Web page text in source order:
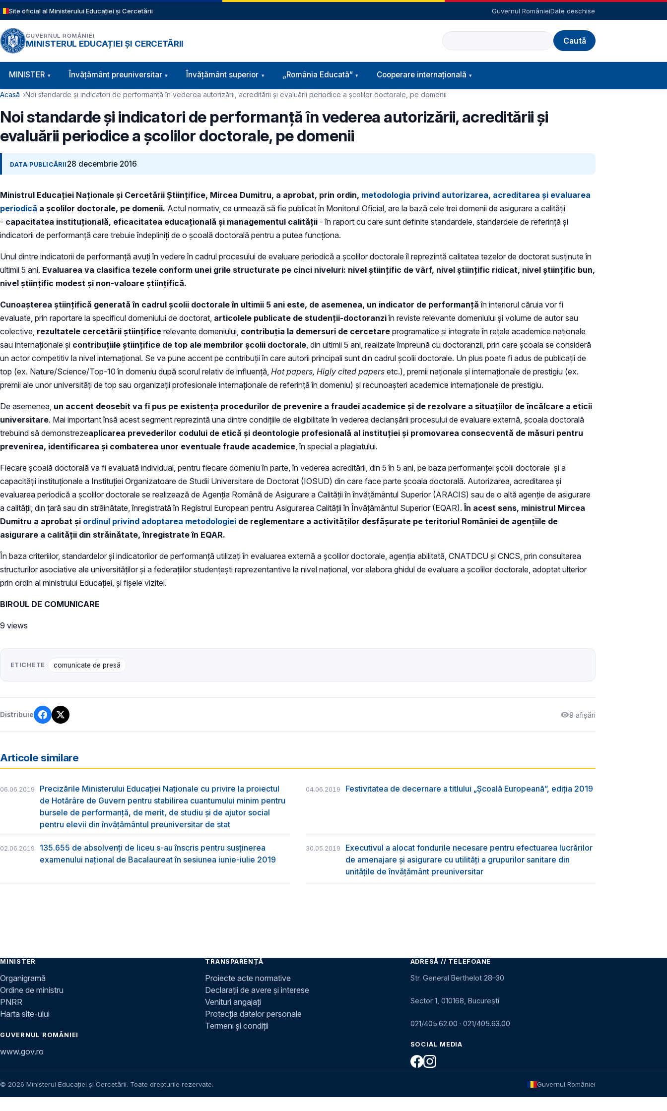
Sari la conținutul principal
Site oficial al Ministerului Educației și Cercetării Guvernul RomânieiDate deschise
GUVERNUL ROMÂNIEI
MINISTERUL EDUCAȚIEI ȘI CERCETĂRII
Caută
Navigație principală
MINISTER Învăţământ preuniversitar Învățământ superior „România Educată” Cooperare internațională
Cale de navigare
Acasă Noi standarde și indicatori de performanță în vederea autorizării, acreditării şi evaluării periodice a şcolilor doctorale, pe domenii
Noi standarde și indicatori de performanță în vederea autorizării, acreditării şi
evaluării periodice a şcolilor doctorale, pe domenii
DATA PUBLICĂRII 28 decembrie 2016
Ministrul Educației Naționale și Cercetării Științifice, Mircea Dumitru, a aprobat, prin ordin, metodologia privind autorizarea, acreditarea şi evaluarea
periodică a şcolilor doctorale, pe domenii. Actul normativ, ce urmează să fie publicat în Monitorul Oficial, are la bază cele trei domenii de asigurare a calității
- capacitatea instituțională, eficacitatea educațională și managementul calității - în raport cu care sunt definite standardele, standardele de referință și
indicatorii de performanță care trebuie îndepliniți de o școală doctorală pentru a putea funcționa.
Unul dintre indicatorii de performanță avuți în vedere în cadrul procesului de evaluare periodică a școlilor doctorale îl reprezintă calitatea tezelor de doctorat susținute în
ultimii 5 ani. Evaluarea va clasifica tezele conform unei grile structurate pe cinci niveluri: nivel ştiinţific de vârf, nivel ştiinţific ridicat, nivel ştiinţific bun,
nivel ştiinţific modest și non-valoare ştiinţifică.
Cunoaşterea ştiinţifică generată în cadrul şcolii doctorale în ultimii 5 ani este, de asemenea, un indicator de performanțăîn interiorul căruia vor fi
evaluate, prin raportare la specificul domeniului de doctorat, articolele publicate de studenții-doctoranziîn reviste relevante domeniului și volume de autor sau
colective, rezultatele cercetării științifice relevante domeniului, contribuția la demersuri de cercetare programatice şi integrate în reţele academice naţionale
sau internaționale și contribuţiile ştiinţifice de top ale membrilor şcolii doctorale, din ultimii 5 ani, realizate împreună cu doctoranzii, prin care şcoala se consideră
un actor competitiv la nivel internaţional. Se va pune accent pe contribuţii în care autorii principali sunt din cadrul şcolii doctorale. Un plus poate fi adus de publicaţii de
top (ex. Nature/Science/Top-10 în domeniu după scorul relativ de influență, Hot papers, Higly cited papers etc.), premii naţionale şi internaţionale de prestigiu (ex.
premii ale unor universităţi de top sau organizaţii profesionale internaţionale de referinţă în domeniu) şi recunoaşteri academice internaţionale de prestigiu.
De asemenea, un accent deosebit va fi pus pe existența procedurilor de prevenire a fraudei academice și de rezolvare a situațiilor de încălcare a eticii
universitare. Mai important însă acest segment reprezintă una dintre condițiile de eligibilitate în vederea declanșării procesului de evaluare externă, școala doctorală
trebuind să demonstrezeaplicarea prevederilor codului de etică și deontologie profesională al instituției și promovarea consecventă de măsuri pentru
prevenirea, identificarea și combaterea unor eventuale fraude academice, în special a plagiatului.
Fiecare școală doctorală va fi evaluată individual, pentru fiecare domeniu în parte, în vederea acreditării, din 5 în 5 ani, pe baza performanței școlii doctorale și a
capacităţ̦ii instituționale a Instituției Organizatoare de Studii Universitare de Doctorat (IOSUD) din care face parte școala doctorală. Autorizarea, acreditarea și
evaluarea periodică a şcolilor doctorale se realizează de Agenţia Română de Asigurare a Calităţii în învăţământul Superior (ARACIS) sau de o altă agenţie de asigurare
a calității, din țară sau din străinătate, înregistrată în Registrul European pentru Asigurarea Calității în Învățământul Superior (EQAR). În acest sens, ministrul Mircea
Dumitru a aprobat și ordinul privind adoptarea metodologiei de reglementare a activităților desfășurate pe teritoriul României de agențiile de
asigurare a calității din străinătate, înregistrate în EQAR.
În baza criteriilor, standardelor şi indicatorilor de performanţă utilizaţi în evaluarea externă a şcolilor doctorale, agenția abilitată, CNATDCU și CNCS, prin consultarea
structurilor asociative ale universităților și a federațiilor studențești reprezentantive la nivel național, vor elabora ghidul de evaluare a şcolilor doctorale, adoptat ulterior
prin ordin al ministrului Educaţiei, și fișele vizitei.
BIROUL DE COMUNICARE
9 views
ETICHETE comunicate de presă
Distribuie 9 afișări
Articole similare
06.06.2019
Precizările Ministerului Educației Naționale cu privire la proiectul
de Hotărâre de Guvern pentru stabilirea cuantumului minim pentru
bursele de performanță, de merit, de studiu și de ajutor social
pentru elevii din învățământul preuniversitar de stat
04.06.2019 Festivitatea de decernare a titlului „Şcoală Europeană”, ediția 2019
02.06.2019
135.655 de absolvenţi de liceu s-au înscris pentru susţinerea
examenului naţional de Bacalaureat în sesiunea iunie-iulie 2019
30.05.2019
Executivul a alocat fondurile necesare pentru efectuarea lucrărilor
de amenajare și asigurare cu utilități a grupurilor sanitare din
unitățile de învățământ preuniversitar
MINISTER
Organigramă
Ordine de ministru
PNRR
Harta site-ului
GUVERNUL ROMÂNIEI
www.gov.ro
TRANSPARENȚĂ
Proiecte acte normative
Declarații de avere și interese
Venituri angajați
Protecția datelor personale
Termeni și condiții
ADRESĂ // TELEFOANE
Str. General Berthelot 28–30
Sector 1, 010168, București
021/405.62.00 · 021/405.63.00
SOCIAL MEDIA
© 2026 Ministerul Educației și Cercetării. Toate drepturile rezervate. Guvernul României